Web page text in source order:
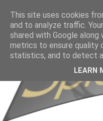
This site uses cookies
and to analyze traffic.
shared with Google
metrics to ensure quality
statistics, and to detect
LEARN